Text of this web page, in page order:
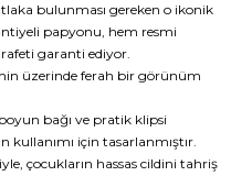
bulunması gereken o ikonik
papyonu, hem resmi
garanti ediyor.
üzerinde ferah bir görünüm
bağı ve pratik klipsi
kullanımı için tasarlanmıştır.
çocukların hassas cildini tahriş